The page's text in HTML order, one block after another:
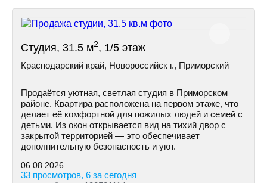
Студия, 31.5 м2, 1/5 этаж
Краснодарский край, Новороссийск г., Приморский
Продаётся уютная, светлая студия в Приморском
районе. Квартира расположена на первом этаже, что
делает её комфортной для пожилых людей и семей с
детьми. Из окон открывается вид на тихий двор с
закрытой территорией — это обеспечивает
дополнительную безопасность и уют.
06.08.2026
33 просмотров, 6 за сегодня